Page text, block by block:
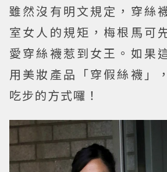
雖然沒有明文規定，穿絲
室女人的規矩，梅根馬可
愛穿絲襪惹到女王。如果
用美妝產品「穿假絲襪」
吃步的方式囉！